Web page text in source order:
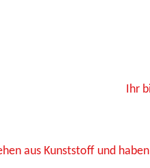
Ihr
aus Kunststoff und